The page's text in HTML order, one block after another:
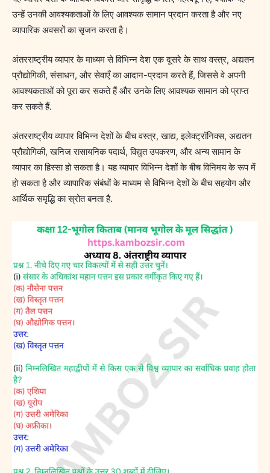
उन्हें उनकी आवश्यकताओं के लिए आवश्यक सामान प्रदान करता है और नए
व्यापारिक अवसरों का सृजन करता है।
अंतरराष्ट्रीय व्यापार के माध्यम से विभिन्न देश एक दूसरे के साथ वस्त्र, अद्यतन
प्रौद्योगिकी, संसाधन, और सेवाएँ का आदान-प्रदान करते हैं, जिससे वे अपनी
आवश्यकताओं को पूरा कर सकते हैं और उनके लिए आवश्यक सामान को प्राप्त
कर सकते हैं.
अंतरराष्ट्रीय व्यापार विभिन्न देशों के बीच वस्त्र, खाद्य, इलेक्ट्रॉनिक्स, अद्यतन
प्रौद्योगिकी, खनिज रासायनिक पदार्थ, विद्युत उपकरण, और अन्य सामान के
व्यापार का हिस्सा हो सकता है। यह व्यापार विभिन्न देशों के बीच विनिमय के रूप में
हो सकता है और व्यापारिक संबंधों के माध्यम से विभिन्न देशों के बीच सहयोग और
आर्थिक समृद्धि का स्रोत बनता है.